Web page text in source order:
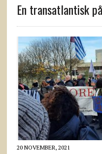
En transatlantisk
20 NOVEMBER, 2021